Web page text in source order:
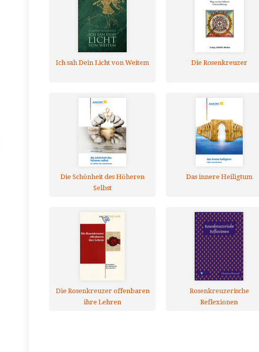
Ich sah Dein Licht von Weitem Die Rosenkreuzer
Die Schönheit des Höheren
Selbst
Das innere Heiligtum
Die Rosenkreuzer offenbaren
ihre Lehren
Rosenkreuzerische
Reflexionen